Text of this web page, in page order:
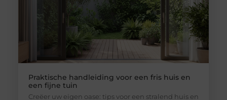
Praktische handleiding voor een fris huis en
een fijne tuin
Creëer uw eigen oase: tips voor een stralend huis en